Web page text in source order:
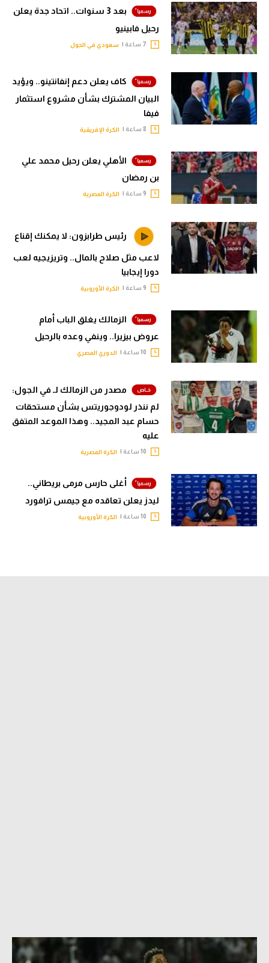
بعد 3 سنوات.. اتحاد جدة يعلن
رحيل فابينيو
سعودي في الجول
كاف يعلن دعم إنفانتينو.. ويؤيد
البيان المشترك بشأن مشروع استثمار
فيفا
الكرة الإفريقية
الأهلي يعلن رحيل محمد علي
بن رمضان
الكرة المصرية
رئيس طرابزون: لا يمكنك إقناع
لاعب مثل صلاح بالمال.. وتريزيجيه لعب
دورا إيجابيا
الكرة الأوروبية
الزمالك يغلق الباب أمام
عروض بيزيرا.. وينفي وعده بالرحيل
الدوري المصري
مصدر من الزمالك لـ في الجول:
لم ننذر لودوجوريتس بشأن مستحقات
حسام عبد المجيد.. وهذا الموعد المتفق
عليه
الكرة المصرية
أغلى حارس مرمى بريطاني..
ليدز يعلن تعاقده مع جيمس ترافورد
الكرة الأوروبية